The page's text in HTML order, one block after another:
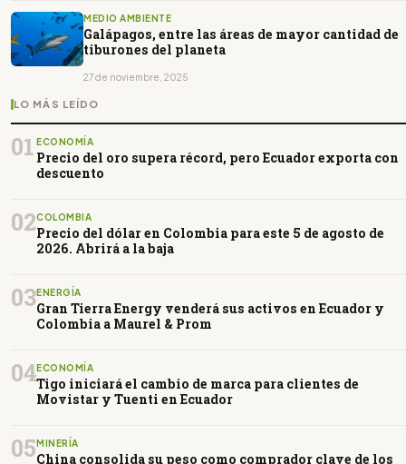
MEDIO AMBIENTE
Galápagos, entre las áreas de mayor cantidad de
tiburones del planeta
27 de noviembre, 2025
LO MÁS LEÍDO
01 ECONOMÍA
Precio del oro supera récord, pero Ecuador exporta con
descuento
02COLOMBIA
Precio del dólar en Colombia para este 5 de agosto de
2026. Abrirá a la baja
03ENERGÍA
Gran Tierra Energy venderá sus activos en Ecuador y
Colombia a Maurel & Prom
04ECONOMÍA
Tigo iniciará el cambio de marca para clientes de
Movistar y Tuenti en Ecuador
05 MINERÍA
China consolida su peso como comprador clave de los